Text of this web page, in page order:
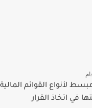
لأنواع القوائم المالية
في اتخاذ القرار